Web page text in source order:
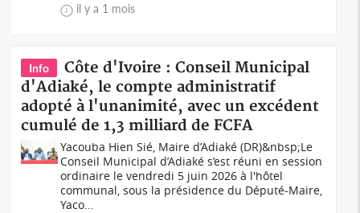
il y a 1 mois
Info
Côte d'Ivoire : Conseil Municipal
d'Adiaké, le compte administratif
adopté à l'unanimité, avec un excédent
cumulé de 1,3 milliard de FCFA
Yacouba Hien Sié, Maire d’Adiaké (DR)&nbsp;Le
Conseil Municipal d’Adiaké s’est réuni en session
ordinaire le vendredi 5 juin 2026 à l'hôtel
communal, sous la présidence du Député-Maire,
Yaco...